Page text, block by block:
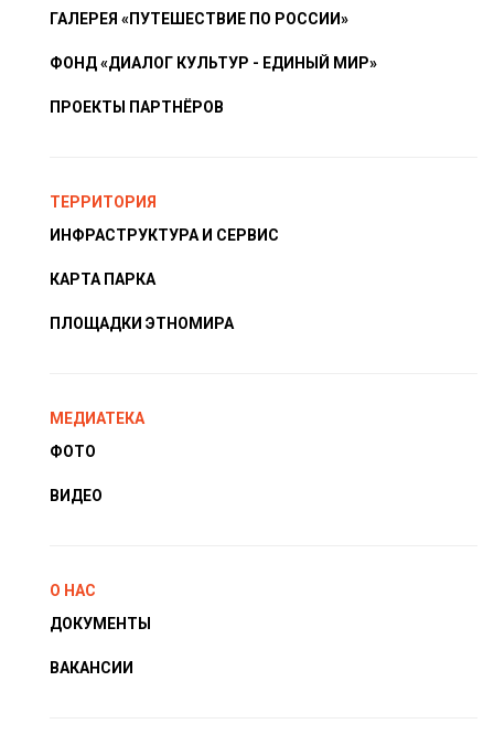
ГАЛЕРЕЯ «ПУТЕШЕСТВИЕ ПО РОССИИ»
ФОНД «ДИАЛОГ КУЛЬТУР - ЕДИНЫЙ МИР»
ПРОЕКТЫ ПАРТНЁРОВ
ТЕРРИТОРИЯ
ИНФРАСТРУКТУРА И СЕРВИС
КАРТА ПАРКА
ПЛОЩАДКИ ЭТНОМИРА
МЕДИАТЕКА
ФОТО
ВИДЕО
О НАС
ДОКУМЕНТЫ
ВАКАНСИИ